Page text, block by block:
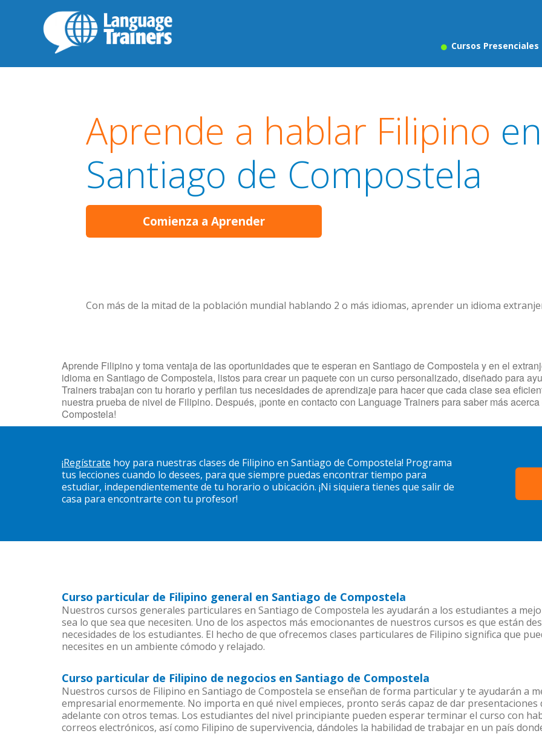
Cursos Presenciales
Aprende a hablar Filipino en
Santiago de Compostela
Comienza a Aprender
Con más de la mitad de la población mundial hablando 2 o más idiomas, aprender un idioma
Aprende Filipino y toma ventaja de las oportunidades que te esperan en Santiago de Compostela y en el
idioma en Santiago de Compostela, listos para crear un paquete con un curso personalizado, diseñado para
Trainers trabajan con tu horario y perfilan tus necesidades de aprendizaje para hacer que cada clase sea
nuestra prueba de nivel de Filipino. Después, ¡ponte en contacto con Language Trainers para saber más
Compostela!
¡Regístrate hoy para nuestras clases de Filipino en Santiago de Compostela! Programa
tus lecciones cuando lo desees, para que siempre puedas encontrar tiempo para
estudiar, independientemente de tu horario o ubicación. ¡Ni siquiera tienes que salir de
casa para encontrarte con tu profesor!
Curso particular de Filipino general en Santiago de Compostela
Nuestros cursos generales particulares en Santiago de Compostela les ayudarán a los estudiantes a
sea lo que sea que necesiten. Uno de los aspectos más emocionantes de nuestros cursos es que están
necesidades de los estudiantes. El hecho de que ofrecemos clases particulares de Filipino significa que
necesites en un ambiente cómodo y relajado.
Curso particular de Filipino de negocios en Santiago de Compostela
Nuestros cursos de Filipino en Santiago de Compostela se enseñan de forma particular y te ayudarán a
empresarial enormemente. No importa en qué nivel empieces, pronto serás capaz de dar
adelante con otros temas. Los estudiantes del nivel principiante pueden esperar terminar el curso con
correos electrónicos, así como Filipino de supervivencia, dándoles la habilidad de trabajar en un país